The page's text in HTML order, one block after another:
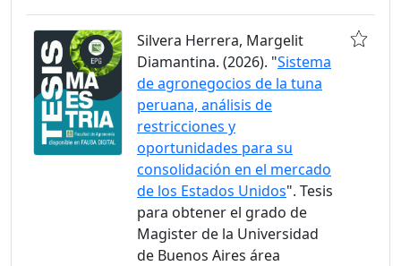
Silvera Herrera, Margelit
Diamantina. (2026). "Sistema
de agronegocios de la tuna
peruana, análisis de
restricciones y
oportunidades para su
consolidación en el mercado
de los Estados Unidos". Tesis
para obtener el grado de
Magister de la Universidad
de Buenos Aires área